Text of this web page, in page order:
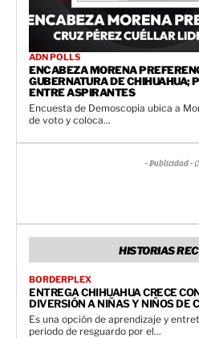
ADN POLLS
ENCABEZA MORENA
GUBERNATURA DE CHIHUAHUA;
ENTRE ASPIRANTES
Encuesta de Demoscopia ubica a
de voto y coloca...
- Publicidad -
HISTORIAS
BORDERPLEX
ENTREGA CHIHUAHUA CRECE
DIVERSIÓN A NIÑAS Y NIÑOS DE
Es una opción de aprendizaje y
periodo de resguardo por el...